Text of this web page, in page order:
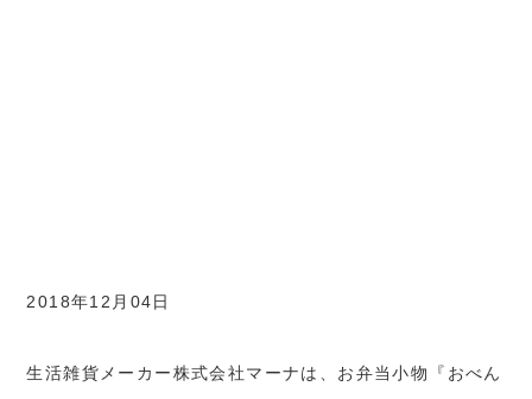
2018年12月04日
生活雑貨メーカー株式会社マーナは、お弁当小物『おべん